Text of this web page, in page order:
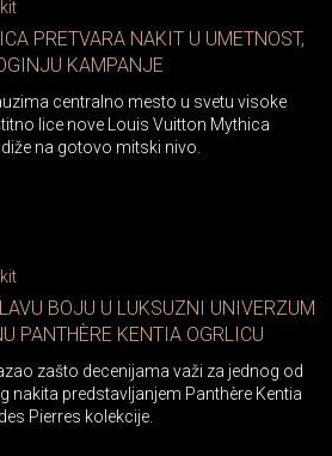
PRETVARA NAKIT U UMETNOST,
KAMPANJE
centralno mesto u svetu visoke
lice nove Louis Vuitton Mythica
na gotovo mitski nivo.
BOJU U LUKSUZNI UNIVERZUM
PANTHÈRE KENTIA OGRLICU
zašto decenijama važi za jednog od
nakita predstavljanjem Panthère Kentia
Pierres kolekcije.